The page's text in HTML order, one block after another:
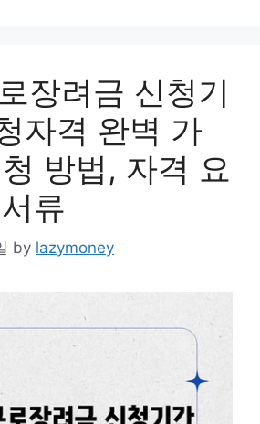
장려금 신청기
자격 완벽 가
방법, 자격 요
류
by lazymoney